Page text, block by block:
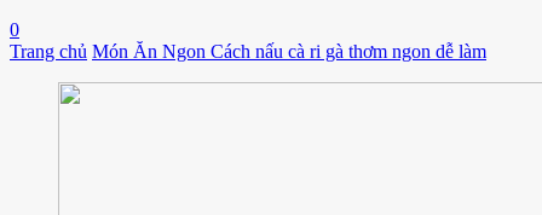
0
Trang chủ Món Ăn Ngon Cách nấu cà ri gà thơm ngon dễ làm